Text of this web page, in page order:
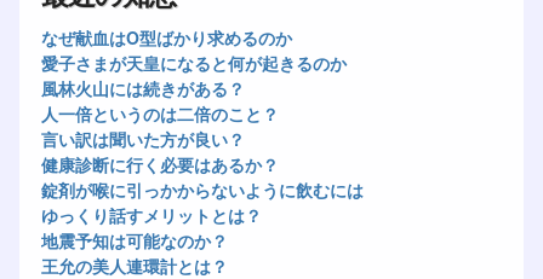
なぜ献血はO型ばかり求めるのか
愛子さまが天皇になると何が起きるのか
風林火山には続きがある？
人一倍というのは二倍のこと？
言い訳は聞いた方が良い？
健康診断に行く必要はあるか？
錠剤が喉に引っかからないように飲むには
ゆっくり話すメリットとは？
地震予知は可能なのか？
王允の美人連環計とは？